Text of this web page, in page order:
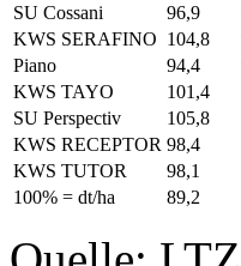
SU Cossani
96,9
KWS SERAFINO 104,8
Piano
94,4
KWS TAYO
101,4
SU Perspectiv
105,8
KWS RECEPTOR 98,4
KWS TUTOR
98,1
100% = dt/ha
89,2